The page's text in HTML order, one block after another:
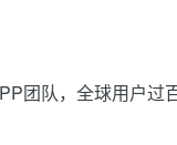
团队，全球用户过